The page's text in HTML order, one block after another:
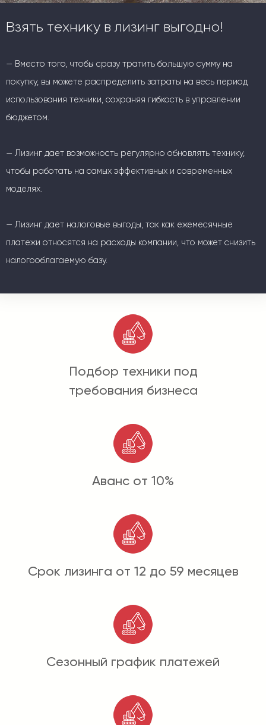
Взять технику в лизинг выгодно!
— Вместо того, чтобы сразу тратить большую сумму на
покупку, вы можете распределить затраты на весь период
использования техники, сохраняя гибкость в управлении
бюджетом.
— Лизинг дает возможность регулярно обновлять технику,
чтобы работать на самых эффективных и современных
моделях.
— Лизинг дает налоговые выгоды, так как ежемесячные
платежи относятся на расходы компании, что может снизить
налогооблагаемую базу.
Подбор техники под
требования бизнеса
Аванс от 10%
Срок лизинга от 12 до 59 месяцев
Сезонный график платежей